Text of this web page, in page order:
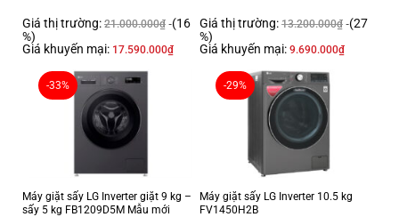
Giá thị trường: 21.000.000₫ (16
%)
Giá khuyến mại: 17.590.000₫
Giá thị trường: 13.200.000₫ (27
%)
Giá khuyến mại: 9.690.000₫
-33%
Máy giặt sấy LG Inverter giặt 9 kg –
sấy 5 kg FB1209D5M Mẫu mới
-29%
Máy giặt sấy LG Inverter 10.5 kg
FV1450H2B